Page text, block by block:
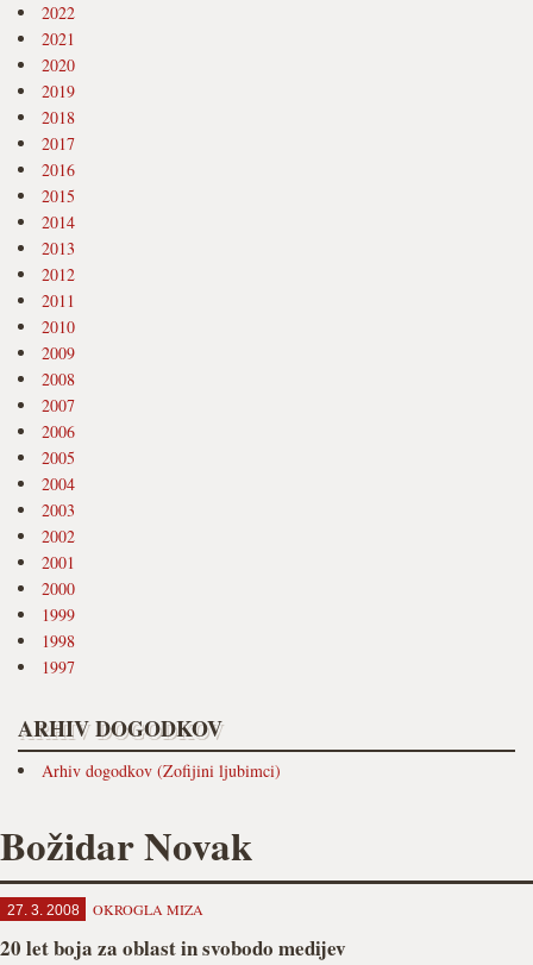
2022
2021
2020
2019
2018
2017
2016
2015
2014
2013
2012
2011
2010
2009
2008
2007
2006
2005
2004
2003
2002
2001
2000
1999
1998
1997
ARHIV DOGODKOV
Arhiv dogodkov (Zofijini ljubimci)
Božidar Novak
27. 3. 2008 OKROGLA MIZA
20 let boja za oblast in svobodo medijev